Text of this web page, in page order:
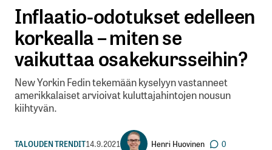
Inflaatio-odotukset edelleen
korkealla – miten se
vaikuttaa osakekursseihin?
New Yorkin Fedin tekemään kyselyyn vastanneet
amerikkalaiset arvioivat kuluttajahintojen nousun
kiihtyvän.
TALOUDEN TRENDIT14.9.2021 Henri Huovinen 0